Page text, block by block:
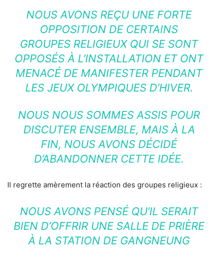
NOUS AVONS REÇU UNE FORTE
OPPOSITION DE CERTAINS
GROUPES RELIGIEUX QUI SE SONT
OPPOSÉS À L’INSTALLATION ET ONT
MENACÉ DE MANIFESTER PENDANT
LES JEUX OLYMPIQUES D’HIVER.
NOUS NOUS SOMMES ASSIS POUR
DISCUTER ENSEMBLE, MAIS À LA
FIN, NOUS AVONS DÉCIDÉ
D’ABANDONNER CETTE IDÉE.
Il regrette amèrement la réaction des groupes religieux :
NOUS AVONS PENSÉ QU’IL SERAIT
BIEN D’OFFRIR UNE SALLE DE PRIÈRE
À LA STATION DE GANGNEUNG